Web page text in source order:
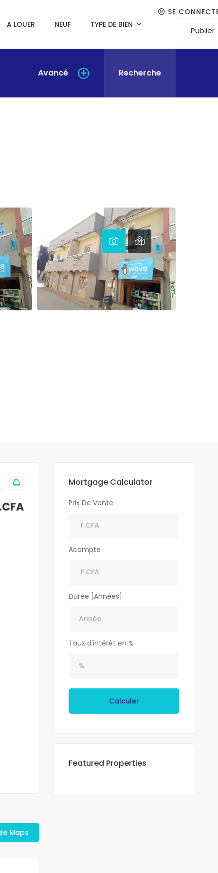
A LOUER NEUF TYPE DE BIEN
SE
Publier
Avancé Recherche
Maps
Mortgage Calculator
Prix De Vente
Acompte
Durée [Années]
Taux d'intérêt en %
Calculer
Featured Properties